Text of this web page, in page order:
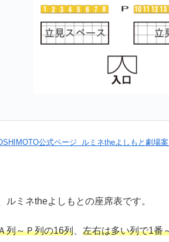
公式ページ ルミネtheよしもと劇場
ルミネtheよしもとの座席表です。
列～Ｐ列の16列、 左右は多い列で1番